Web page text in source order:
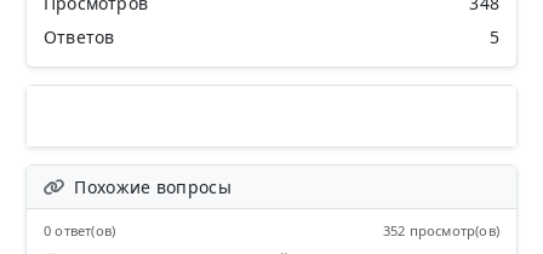
Ответов
5
Похожие вопросы
0 ответ(ов) 352 просмотр(ов)